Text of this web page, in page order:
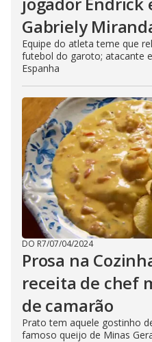
Gabriely
Equipe do atleta teme que
futebol do garoto; atacante
Espanha
DO R7/07/04/2024
Prosa na
receita de chef
de camarão
Prato tem aquele gostinho
famoso queijo de Minas